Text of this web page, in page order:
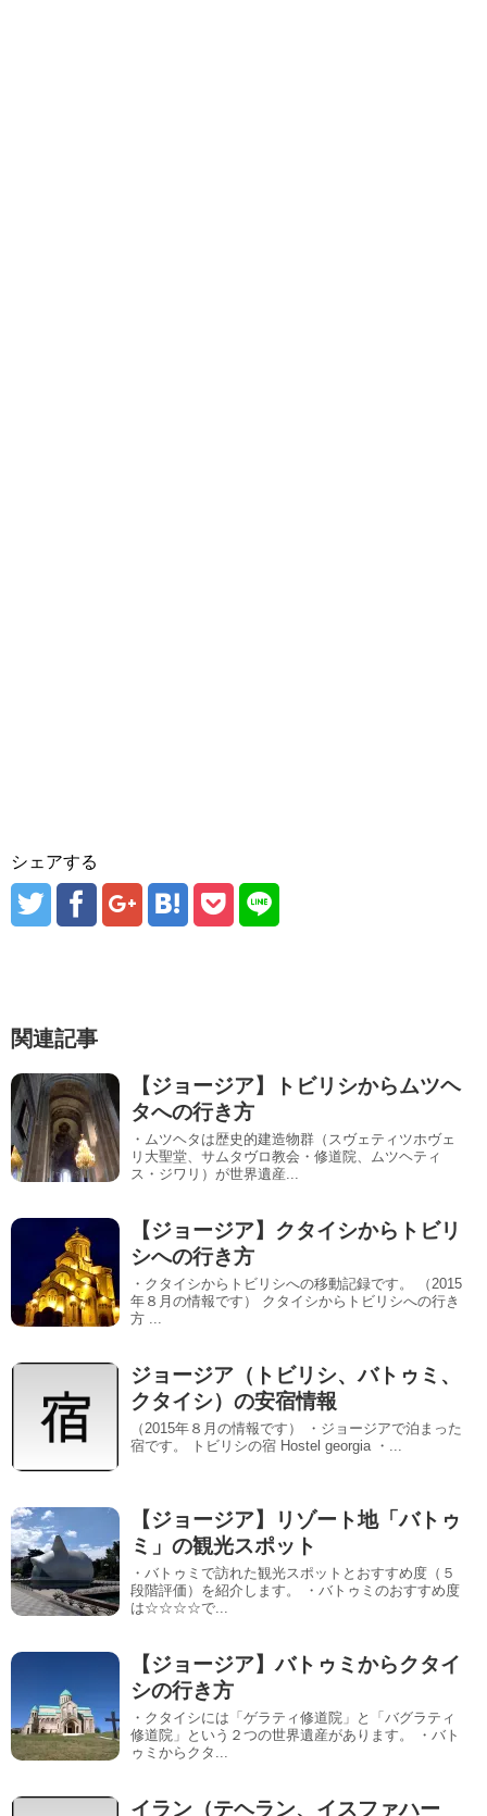
シェアする
関連記事
【ジョージア】トビリシからムツヘ
タへの行き方
・ムツヘタは歴史的建造物群（スヴェティツホヴェ
リ大聖堂、サムタヴロ教会・修道院、ムツヘティ
ス・ジワリ）が世界遺産...
【ジョージア】クタイシからトビリ
シへの行き方
・クタイシからトビリシへの移動記録です。 （2015
年８月の情報です） クタイシからトビリシへの行き
方 ...
ジョージア（トビリシ、バトゥミ、
クタイシ）の安宿情報
（2015年８月の情報です） ・ジョージアで泊まった
宿です。 トビリシの宿 Hostel georgia ・...
【ジョージア】リゾート地「バトゥ
ミ」の観光スポット
・バトゥミで訪れた観光スポットとおすすめ度（５
段階評価）を紹介します。 ・バトゥミのおすすめ度
は☆☆☆☆で...
【ジョージア】バトゥミからクタイ
シの行き方
・クタイシには「ゲラティ修道院」と「バグラティ
修道院」という２つの世界遺産があります。 ・バト
ゥミからクタ...
イラン（テヘラン、イスファハー